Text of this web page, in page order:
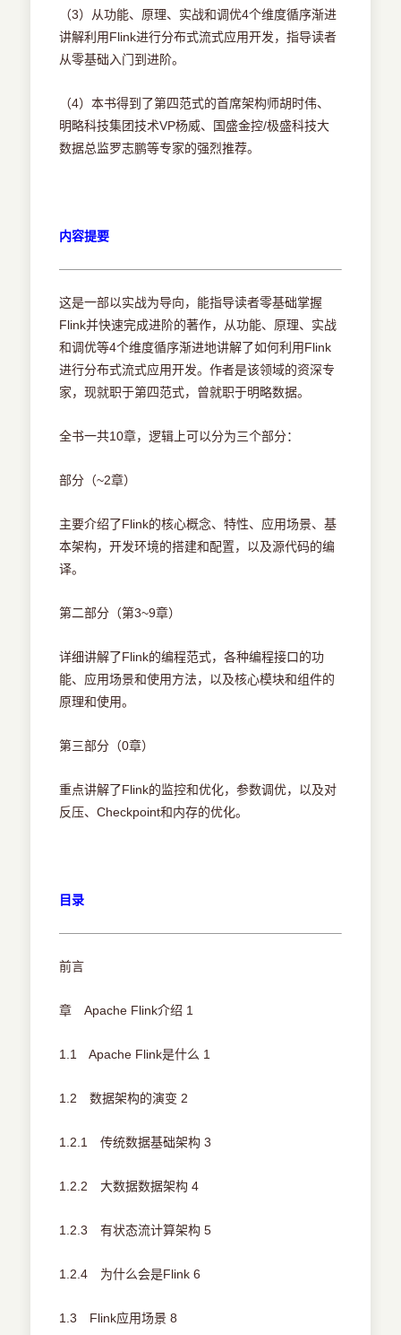
（3）从功能、原理、实战和调优4个维度循序渐进
讲解利用Flink进行分布式流式应用开发，指导读者
从零基础入门到进阶。
（4）本书得到了第四范式的首席架构师胡时伟、
明略科技集团技术VP杨威、国盛金控/极盛科技大
数据总监罗志鹏等专家的强烈推荐。
内容提要
这是一部以实战为导向，能指导读者零基础掌握
Flink并快速完成进阶的著作，从功能、原理、实战
和调优等4个维度循序渐进地讲解了如何利用Flink
进行分布式流式应用开发。作者是该领域的资深专
家，现就职于第四范式，曾就职于明略数据。
全书一共10章，逻辑上可以分为三个部分：
部分（~2章）
主要介绍了Flink的核心概念、特性、应用场景、基
本架构，开发环境的搭建和配置，以及源代码的编
译。
第二部分（第3~9章）
详细讲解了Flink的编程范式，各种编程接口的功
能、应用场景和使用方法，以及核心模块和组件的
原理和使用。
第三部分（0章）
重点讲解了Flink的监控和优化，参数调优，以及对
反压、Checkpoint和内存的优化。
目录
前言
章 Apache Flink介绍 1
1.1 Apache Flink是什么 1
1.2 数据架构的演变 2
1.2.1 传统数据基础架构 3
1.2.2 大数据数据架构 4
1.2.3 有状态流计算架构 5
1.2.4 为什么会是Flink 6
1.3 Flink应用场景 8